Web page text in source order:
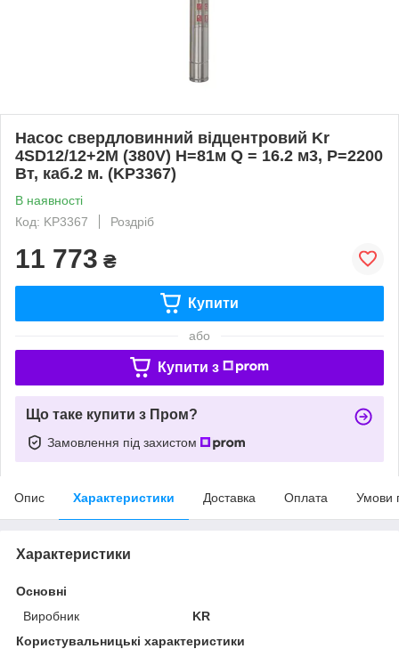
Насос свердловинний відцентровий Kr
4SD12/12+2М (380V) Н=81м Q = 16.2 м3, P=2200
Вт, каб.2 м. (KP3367)
В наявності
Код: KP3367
Роздріб
11 773 ₴
Купити
або
Купити з
Що таке купити з Пром?
Замовлення під захистом
Опис Характеристики Доставка Оплата Умови
Характеристики
Основні
Виробник
KR
Користувальницькі характеристики